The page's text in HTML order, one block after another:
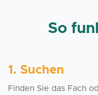
So
1. Suchen
Finden Sie das Fach